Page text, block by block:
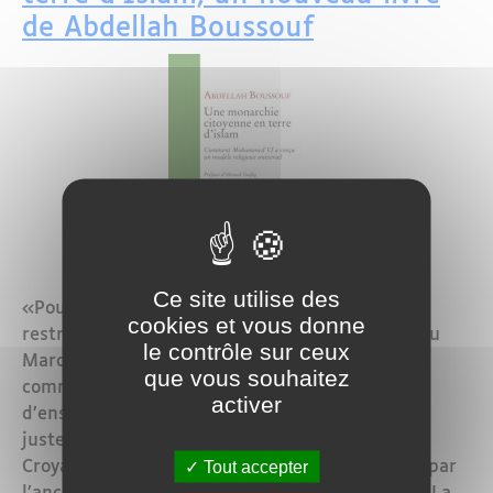
de Abdellah Boussouf
«Pour pouvoir comprendre le processus de
restructuration du champ religieux entrepris au
Maroc par le Roi Mohammed VI, il faut
commencer par l’inscrire dans la dynamique
d’ensemble d’un culte fondé sur les valeurs du
juste milieu, incarné par un Commandeur des
Croyants, descendant du Prophète et légitimé par
Ce site utilise des
cookies et vous donne
le contrôle sur ceux
que vous souhaitez
activer
Tout accepter